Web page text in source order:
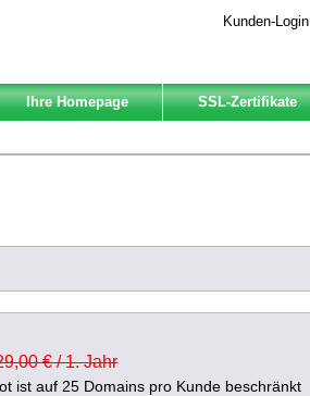
Kunden-Login
Ihre Homepage SSL-Zertifikate
€ / 1. Jahr
ist auf 25 Domains pro Kunde beschränkt